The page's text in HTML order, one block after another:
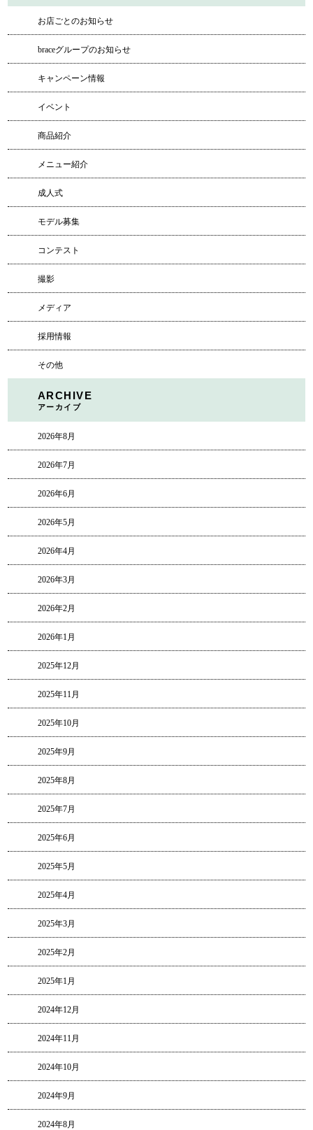
お店ごとのお知らせ
braceグループのお知らせ
キャンペーン情報
イベント
商品紹介
メニュー紹介
成人式
モデル募集
コンテスト
撮影
メディア
採用情報
その他
ARCHIVE
アーカイブ
2026年8月
2026年7月
2026年6月
2026年5月
2026年4月
2026年3月
2026年2月
2026年1月
2025年12月
2025年11月
2025年10月
2025年9月
2025年8月
2025年7月
2025年6月
2025年5月
2025年4月
2025年3月
2025年2月
2025年1月
2024年12月
2024年11月
2024年10月
2024年9月
2024年8月